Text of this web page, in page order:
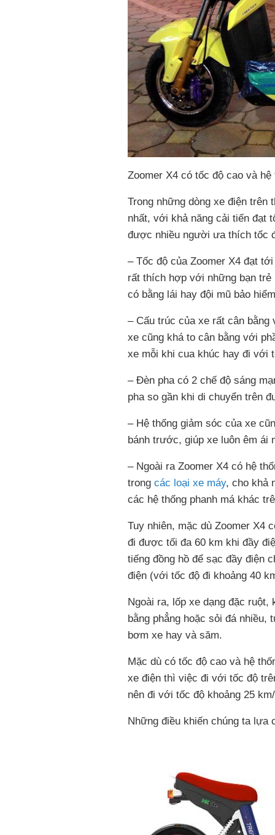
Zoomer X4 có tốc độ cao và hệ
Trong những dòng xe điện trên
nhất, với khả năng cải tiến đạt
được nhiều người ưa thích tốc
– Tốc độ của Zoomer X4 đạt
rất thích hợp với những bạn
có bằng lái hay đội mũ bảo
– Cấu trúc của xe rất cân
xe cũng khá to cân bằng với
xe mỗi khi cua khúc hay đi với
– Đèn pha có 2 chế độ sáng
pha so gần khi di chuyển trên
– Hệ thống giảm sóc của xe
bánh trước, giúp xe luôn êm ái
– Ngoài ra Zoomer X4 có hệ
trong các loại xe máy, cho khả
các hệ thống phanh má khác
Tuy nhiên, mặc dù Zoomer X4
đi được tối đa 60 km khi đầy
tiếng đồng hồ để sạc đầy điện
điện (với tốc độ đi khoảng 40
Ngoài ra, lốp xe dạng đặc ruột,
bằng phẳng hoặc sỏi đá nhiều,
bơm xe hay và săm.
Mặc dù có tốc độ cao và hệ
xe điện thì việc đi với tốc độ
nên đi với tốc độ khoảng 25
Những điều khiến chúng ta lựa